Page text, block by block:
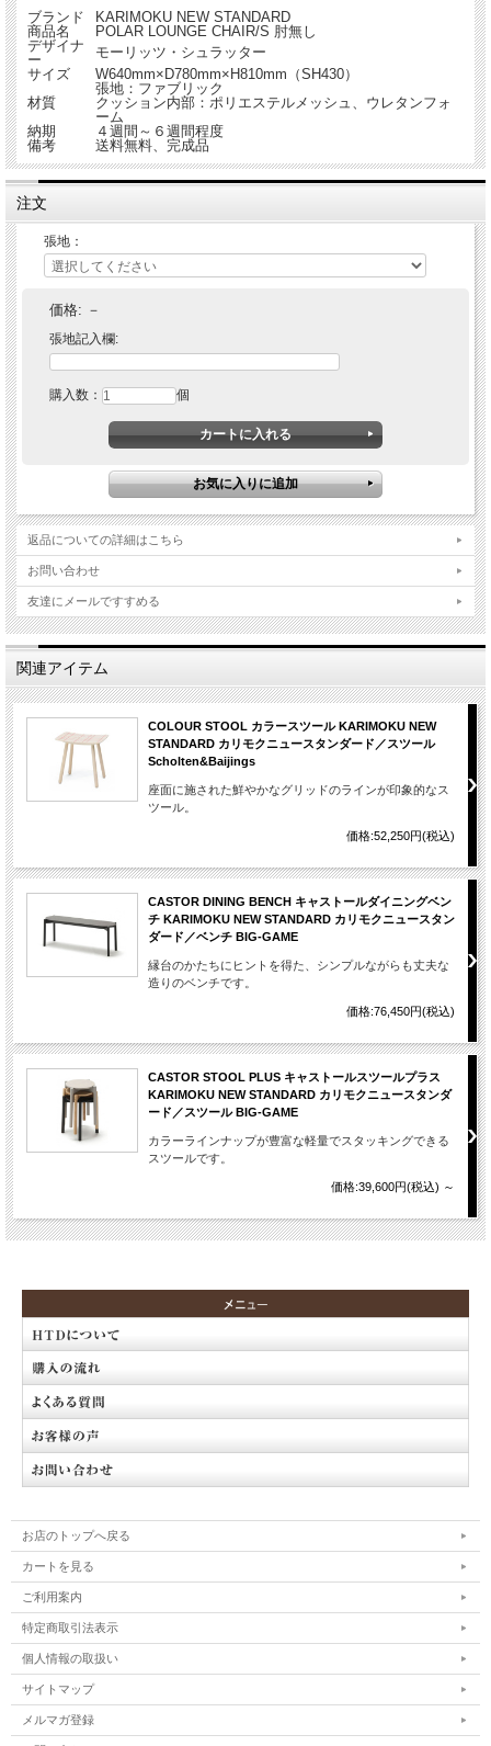
ブランド
KARIMOKU NEW STANDARD
商品名
POLAR LOUNGE CHAIR/S 肘無し
デザイナ
ー
モーリッツ・シュラッター
サイズ
W640mm×D780mm×H810mm（SH430）
材質
張地：ファブリック
クッション内部：ポリエステルメッシュ、ウレタンフォ
ーム
納期
４週間～６週間程度
備考
送料無料、完成品
注文
張地：
価格: －
張地記入欄:
購入数： 個
返品についての詳細はこちら
お問い合わせ
友達にメールですすめる
関連アイテム
COLOUR STOOL カラースツール KARIMOKU NEW
STANDARD カリモクニュースタンダード／スツール
Scholten&Baijings
座面に施された鮮やかなグリッドのラインが印象的なス
ツール。
価格:52,250円(税込)
CASTOR DINING BENCH キャストールダイニングベン
チ KARIMOKU NEW STANDARD カリモクニュースタン
ダード／ベンチ BIG-GAME
縁台のかたちにヒントを得た、シンプルながらも丈夫な
造りのベンチです。
価格:76,450円(税込)
CASTOR STOOL PLUS キャストールスツールプラス
KARIMOKU NEW STANDARD カリモクニュースタンダ
ード／スツール BIG-GAME
カラーラインナップが豊富な軽量でスタッキングできる
スツールです。
価格:39,600円(税込) ～
お店のトップへ戻る
カートを見る
ご利用案内
特定商取引法表示
個人情報の取扱い
サイトマップ
メルマガ登録